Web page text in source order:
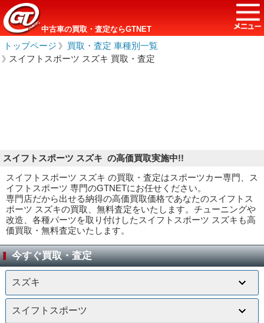
中古車の買取・査定ならGTNET
トップページ ＞
買取・査定 車種別一覧
＞
スイフトスポーツ スズキ 買取・査定
スイフトスポーツ スズキ の高価買取実施中!!
スイフトスポーツ スズキ の買取・査定はスポーツカー専門、ス
イフトスポーツ 専門のGTNETにお任せください。
専門店だから出せる納得の高価買取価格であなたのスイフトス
ポーツ スズキの買取、無料査定をいたします。チューニングや
改造、各種パーツを取り付けしたスイフトスポーツ スズキも高
価買取・無料査定いたします。
今すぐ買取・査定